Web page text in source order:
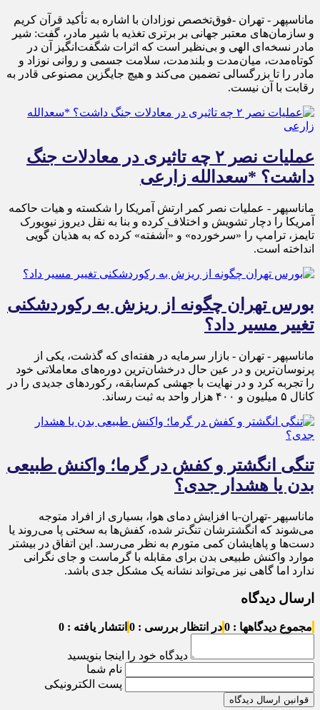
ماناسپهر - تهران -فوق‌تخصص نوزادان با اشاره به تأکید قرآن کریم
و سازمان‌های معتبر جهانی بر برتری تغذیه با شیر مادر، گفت: شیر
مادر نسخه‌ای الهی و بی‌نظیر است که اثرات شگفت‌انگیز آن در
کوتاه‌مدت، میان‌مدت و بلندمدت، سلامت جسمی و روانی نوزاد و
مادر را تا بزرگسالی تضمین می‌کند و هیچ جایگزین مصنوعی قادر به
رقابت با آن نیست.
عملیات نصر ۲ چه تاثیری در معادلات جنگ
داشت؟ *سعدالله زارعی
ماناسپهر - عملیات نصر کمر ارتش آمریکا را شکسته و هیات حاکمه
آمریکا را دچار تشویش و اختلاف کرده و بنا به نقل دیروز نیویورک
تایمز، ترامپ را «سرخورده» و «آشفته» کرده که به هذیان گویی
انداخته است.
بورس تهران چگونه از ریزش به رکوردشکنی
تغییر مسیر داد؟
ماناسپهر - تهران - بازار سرمایه در هفته‌ای که گذشت، یکی از
پرنوسان‌ترین و در عین حال درخشان‌ترین دوره‌های معاملاتی خود
را تجربه کرد و در نهایت با جهشی کم‌سابقه، رکوردهای جدیدی را در
کانال ۵ میلیون و ۴۰۰ هزار واحد به ثبت رساند.
تنگی انگشتر و کفش در گرما؛ واکنش طبیعی
بدن یا هشدار جدی؟
ماناسپهر -تهران-با افزایش دمای هوا، بسیاری از افراد متوجه
می‌شوند که انگشترشان تنگ‌تر شده، کفش‌ها به سختی پا می‌روند یا
دست‌ها و پاهایشان کمی متورم به نظر می‌رسد. این اتفاق در بیشتر
موارد واکنش طبیعی بدن برای مقابله با گرماست و جای نگرانی
ندارد اما گاهی نیز می‌تواند نشانه یک مشکل جدی باشد.
ارسال دیدگاه
مجموع دیدگاهها : 0 در انتظار بررسی : 0 انتشار یافته : 0
دیدگاه خود را اینجا بنویسید
نام شما
پست الکترونیکی
قوانین ارسال دیدگاه